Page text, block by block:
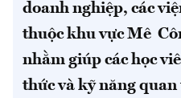
doanh nghiệp, các
thuộc khu vực Mê
nhằm giúp các học
thức và kỹ năng